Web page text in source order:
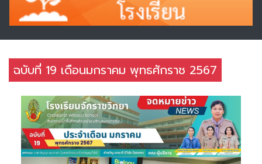
ฉบับที่ 19 เดือนมกราคม พุทธศักราช 2567